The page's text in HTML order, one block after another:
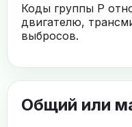
Коды группы P
двигателю,
выбросов.
Общий или